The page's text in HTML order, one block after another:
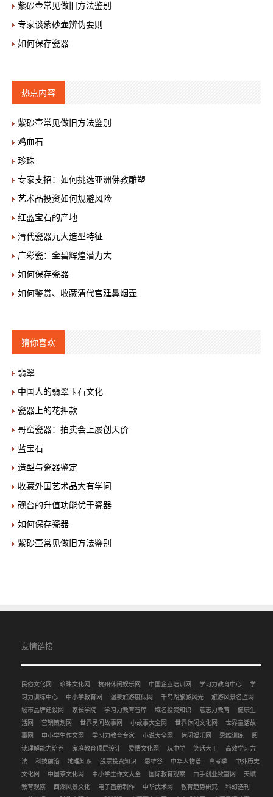
紫砂壶常见做旧方法鉴别
专家谈紫砂壶辨伪要则
如何保存瓷器
热点内容
紫砂壶常见做旧方法鉴别
鸡血石
珍珠
专家支招：如何挑选亚洲佛教雕塑
艺术品投资如何规避风险
红蓝宝石的产地
清代瓷器九大造型特征
广彩瓷：金碧辉煌潜力大
如何保存瓷器
如何鉴赏、收藏清代宫廷鼻烟壶
猜你喜欢
翡翠
中国人的翡翠玉石文化
瓷器上的花押款
哥窑瓷器：拍卖会上屡创天价
蓝宝石
造型与瓷器鉴定
收藏外国艺术品大有学问
砚台的升值功能优于瓷器
如何保存瓷器
紫砂壶常见做旧方法鉴别
友情链接
民俗文化网 珍珠文化网 杭州休闲娱乐网 中国企业培训网 学习力教育中心
学
习力训练中心
中小学教育网 温泉旅游度假网 千岛湖旅游风光
旅游风景名胜网
城市品牌建设网
家长学院 学习力教育智库 域名投资知识 意志力教育
健康生
活网
营销策划网 世界民间故事网 小故事大全网 世界休闲文化网
世界童话故
事网
中小学生作文网 学习力教育专家 小说大全网 休闲娱乐网 思维训练
阅
读理解能力培养
家庭教育顶层设计 爱情文化网 玩中学 笑话大王
高效学习方
法
科技前沿 地理知识 股票投资知识 思维谷 中华人物谱 高考季
中外历史
文化网
中国茶文化网 中小学生作文大全 国际教育观察 白手创业致富网
天赋
教育观察
西湖风景文化 电子画册制作 中华武术网 教育趋势研究
科幻选刊